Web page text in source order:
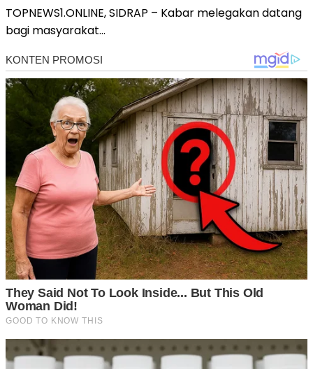
TOPNEWS1.ONLINE, SIDRAP – Kabar melegakan datang
bagi masyarakat…